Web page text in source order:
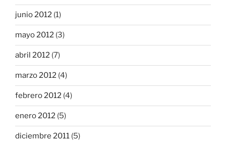
junio 2012 (1)
mayo 2012 (3)
abril 2012 (7)
marzo 2012 (4)
febrero 2012 (4)
enero 2012 (5)
diciembre 2011 (5)